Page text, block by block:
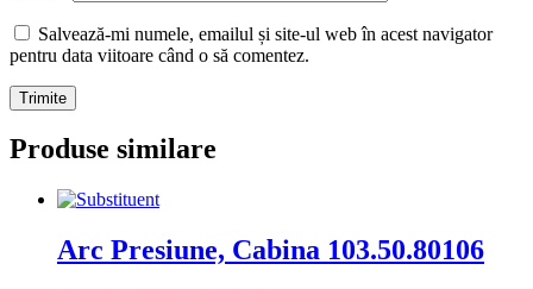
Salvează-mi numele, emailul și site-ul web în acest navigator
pentru data viitoare când o să comentez.
Produse similare
Arc Presiune, Cabina 103.50.80106